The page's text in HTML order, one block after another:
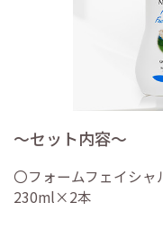
〜セット内容〜
〇フォームフェイシ
230ml×2本